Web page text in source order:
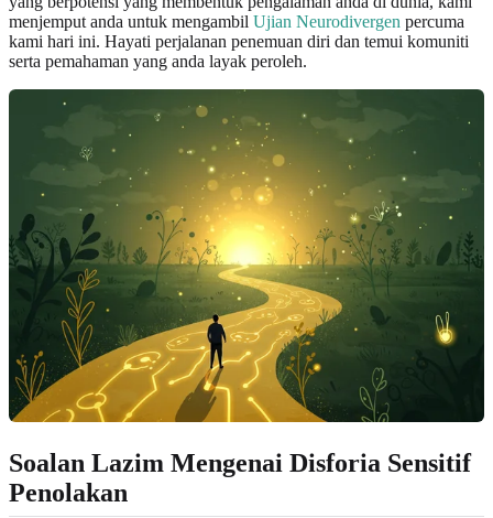
menjemput anda untuk mengambil Ujian Neurodivergen percuma
kami hari ini. Hayati perjalanan penemuan diri dan temui komuniti
serta pemahaman yang anda layak peroleh.
Soalan Lazim Mengenai Disforia Sensitif
Penolakan